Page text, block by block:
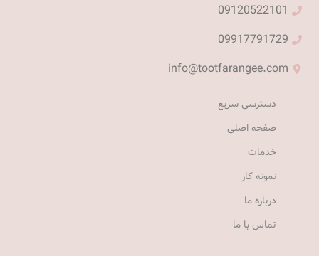
09120522101
09917791729
info@tootfarangee.com
دسترسی سریع
صفحه اصلی
خدمات
نمونه کار
درباره ما
تماس با ما